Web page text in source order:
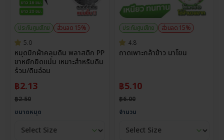
ประกันศูนย์ไทย
ส่วนลด 15%
5.0
หมุดปักผ้าคลุมดิน พลาสติก PP
ขาหยักยึดแน่น เหมาะสำหรับดิน
ร่วน/ดินอ่อน
฿2.13
฿2.50
ขนาดหมุด
ประกันศูนย์ไทย
ส่วนลด 15%
4.8
ถาดเพาะกล้าข้าว นาโยน
฿5.10
฿6.00
จำนวน